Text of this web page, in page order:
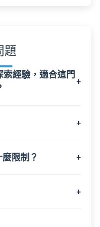
題
經驗，適合這門
+
+
限制？ +
+